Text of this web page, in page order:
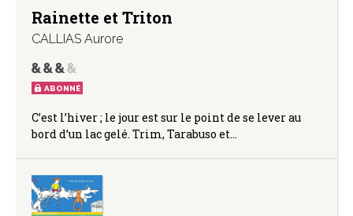
Rainette et Triton
CALLIAS Aurore
ABONNÉ
C’est l’hiver ; le jour est sur le point de se lever au
bord d’un lac gelé. Trim, Tarabuso et…